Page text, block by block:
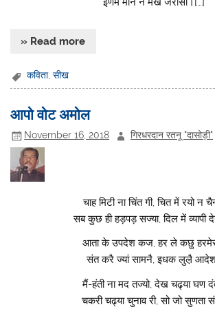
» Read more
कविता,सीख
आपो वोट अमोल
November 16, 2018 गिरधरदान रतनू "दासोड़ी"
चाह मिटी ना चिंत गी, चित में रयो न
सब कुछ ही हड़पड़ सज्या, दिल में व्यापी
आता के उपदेश कज, हर ले कछु
संत करै ज्यां सामनै, इधक लुल़ै
मैं-हंती ना मद तज्यो, देख चढ्या घण
चकरी चढ्या चुनाव री, सो जो सुणता